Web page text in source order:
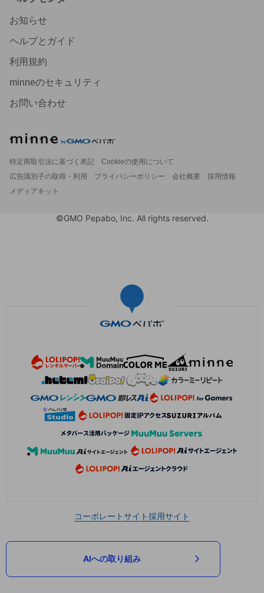
お知らせ
ヘルプとガイド
利用規約
minneのセキュリティ
お問い合わせ
特定商取引法に基づく表記
Cookieの使用について
広告識別子の取得・利用
プライバシーポリシー 会社概要
採用情報
メディアキット
©GMO Pepabo, Inc. All rights reserved.
コーポレートサイト採用サイト
AIへの取り組み